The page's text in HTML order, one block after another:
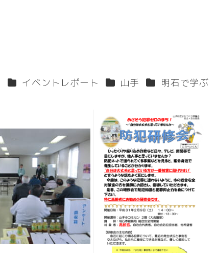
カテゴリー
イベントレポート カテゴリー
山手 カテゴリー
明石で学ぶ